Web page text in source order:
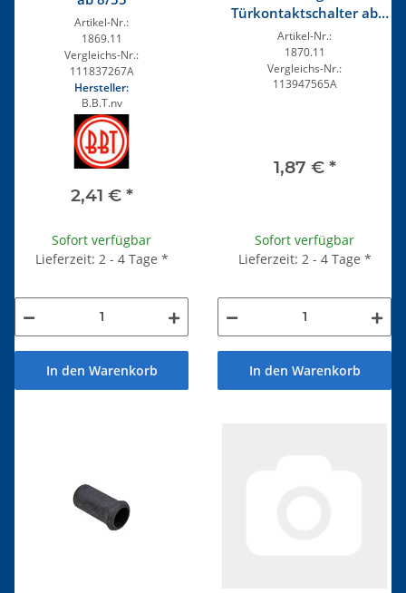
Artikel-Nr.:
1869.11
Vergleichs-Nr.:
111837267A
Hersteller:
B.B.T.nv
2,41 € *
Sofort verfügbar
Lieferzeit: 2 - 4 Tage *
In den Warenkorb
Türkontaktschalter ab
8/64
Artikel-Nr.:
1870.11
Vergleichs-Nr.:
113947565A
1,87 € *
Sofort verfügbar
Lieferzeit: 2 - 4 Tage *
In den Warenkorb